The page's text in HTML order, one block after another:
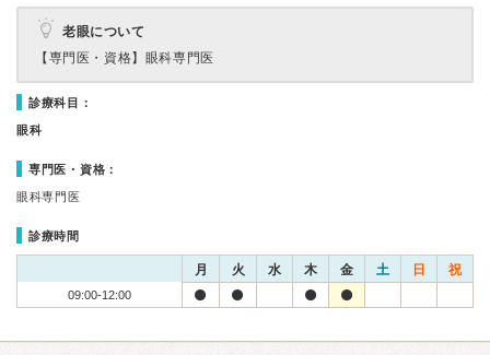
老眼について
【専門医・資格】 眼科専門医
診療科目：
眼科
専門医・資格：
眼科専門医
診療時間
月 火 水 木 金 土 日 祝
09:00-12:00